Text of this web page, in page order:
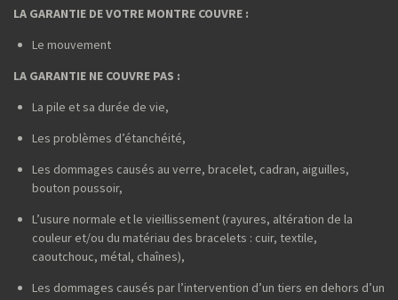
LA GARANTIE DE VOTRE MONTRE COUVRE :
Le mouvement
LA GARANTIE NE COUVRE PAS :
La pile et sa durée de vie,
Les problèmes d’étanchéité,
Les dommages causés au verre, bracelet, cadran, aiguilles,
bouton poussoir,
L’usure normale et le vieillissement (rayures, altération de la
couleur et/ou du matériau des bracelets : cuir, textile,
caoutchouc, métal, chaînes),
Les dommages causés par l’intervention d’un tiers en dehors d’un